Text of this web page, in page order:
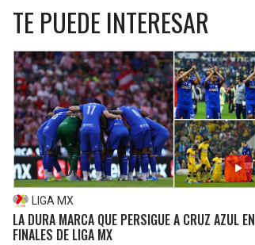
TE PUEDE INTERESAR
LIGA MX
LA DURA MARCA QUE PERSIGUE A CRUZ AZUL EN
FINALES DE LIGA MX